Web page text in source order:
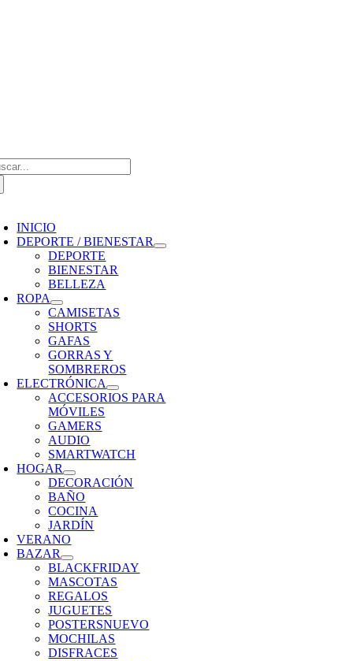
INICIO
DEPORTE / BIENESTAR
DEPORTE
BIENESTAR
BELLEZA
ROPA
CAMISETAS
SHORTS
GAFAS
GORRAS Y
SOMBREROS
ELECTRÓNICA
ACCESORIOS PARA
MÓVILES
GAMERS
AUDIO
SMARTWATCH
HOGAR
DECORACIÓN
BAÑO
COCINA
JARDÍN
VERANO
BAZAR
BLACKFRIDAY
MASCOTAS
REGALOS
JUGUETES
POSTERSNUEVO
MOCHILAS
DISFRACES